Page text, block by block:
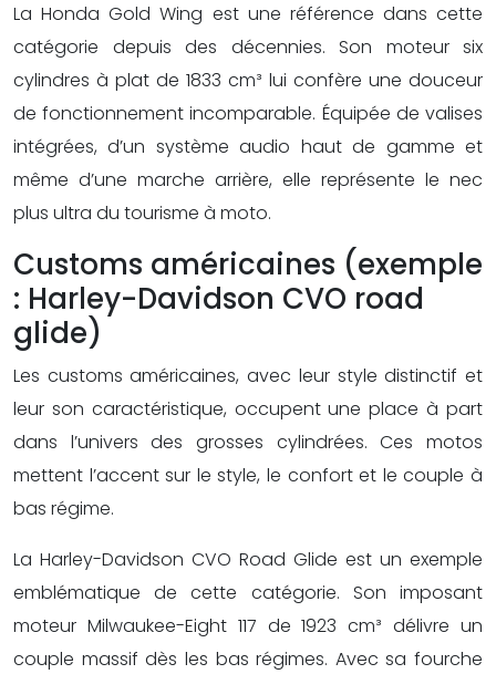
La Honda Gold Wing est une référence dans cette
catégorie depuis des décennies. Son moteur six
cylindres à plat de 1833 cm³ lui confère une douceur
de fonctionnement incomparable. Équipée de valises
intégrées, d’un système audio haut de gamme et
même d’une marche arrière, elle représente le nec
plus ultra du tourisme à moto.
Customs américaines (exemple
: Harley-Davidson CVO road
glide)
Les customs américaines, avec leur style distinctif et
leur son caractéristique, occupent une place à part
dans l’univers des grosses cylindrées. Ces motos
mettent l’accent sur le style, le confort et le couple à
bas régime.
La Harley-Davidson CVO Road Glide est un exemple
emblématique de cette catégorie. Son imposant
moteur Milwaukee-Eight 117 de 1923 cm³ délivre un
couple massif dès les bas régimes. Avec sa fourche